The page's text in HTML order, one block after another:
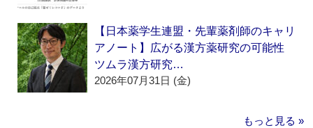
【日本薬学生連盟・先輩薬剤師のキャリ
アノート】広がる漢方薬研究の可能性
ツムラ漢方研究…
2026年07月31日 (金)
もっと見る »